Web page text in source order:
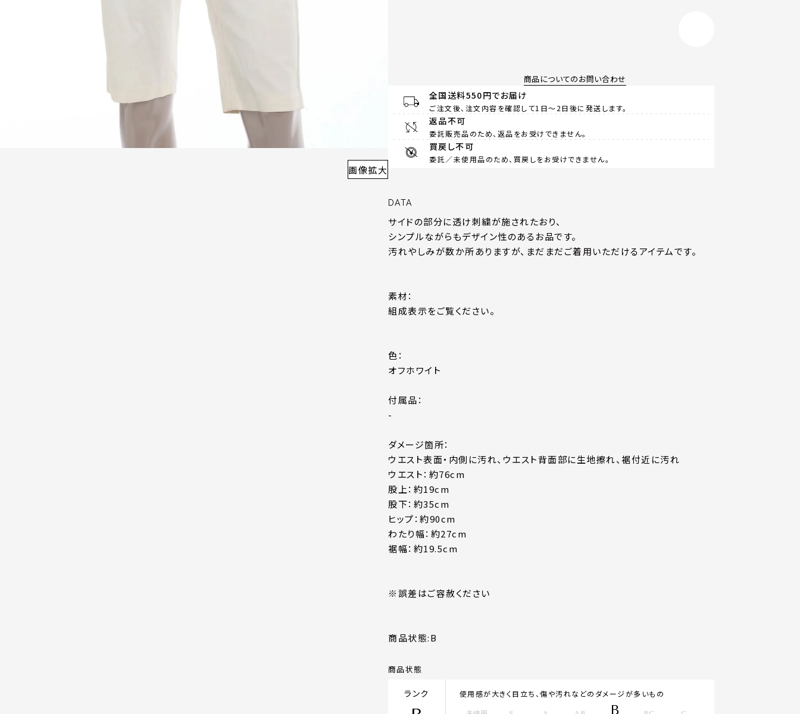
画像拡大
商品についてのお問い合わせ
全国送料550円でお届け
ご注文後、注文内容を確認して1日～2日後に発送します。
返品不可
委託販売品のため、返品をお受けできません。
買戻し不可
委託／未使用品のため、買戻しをお受けできません。
DATA
サイドの部分に透け刺繍が施されたおり、
シンプルながらもデザイン性のあるお品です。
汚れやしみが数か所ありますが、まだまだご着用いただけるアイテムです。
素材：
組成表示をご覧ください。
色：
オフホワイト
付属品：
-
ダメージ箇所：
ウエスト表面・内側に汚れ、ウエスト背面部に生地擦れ、裾付近に汚れ
ウエスト：約76cm
股上：約19cm
股下：約35cm
ヒップ：約90cm
わたり幅：約27cm
裾幅：約19.5cm
※誤差はご容赦ください
商品状態:B
商品状態
ランク 使用感が大きく目立ち、傷や汚れなどのダメージが多いもの
B